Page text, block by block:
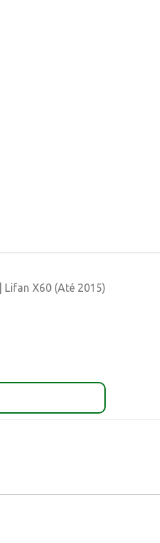
X60 (Até 2015)